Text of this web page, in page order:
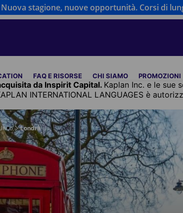
FAQ E RISORSE CHI SIAMO PROMOZIONI
da Inspirit Capital. Kaplan Inc. e le sue
INTERNATIONAL LANGUAGES è
Nuova stagione, nuove opportunità. Corsi di
Londra